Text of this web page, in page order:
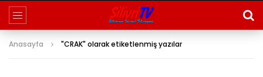
Anasayfa "CRAK" olarak etiketlenmiş yazılar